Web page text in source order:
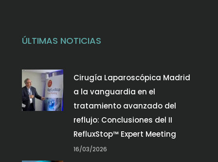
ÚLTIMAS NOTICIAS
Cirugía Laparoscópica Madrid
a la vanguardia en el
tratamiento avanzado del
reflujo: Conclusiones del II
RefluxStop™ Expert Meeting
16/03/2026